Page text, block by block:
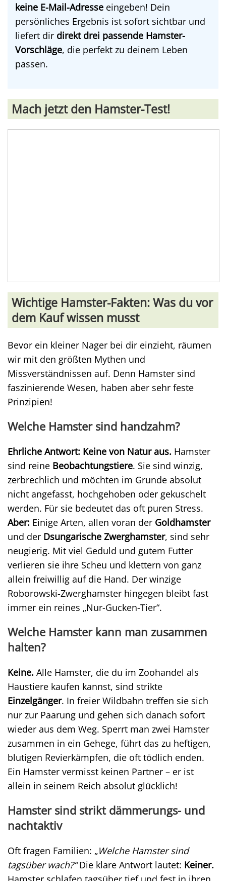
keine E-Mail-Adresse eingeben! Dein
persönliches Ergebnis ist sofort sichtbar und
liefert dir direkt drei passende Hamster-
Vorschläge, die perfekt zu deinem Leben
passen.
Mach jetzt den Hamster-Test!
Wichtige Hamster-Fakten: Was du vor
dem Kauf wissen musst
Bevor ein kleiner Nager bei dir einzieht, räumen
wir mit den größten Mythen und
Missverständnissen auf. Denn Hamster sind
faszinierende Wesen, haben aber sehr feste
Prinzipien!
Welche Hamster sind handzahm?
Ehrliche Antwort: Keine von Natur aus. Hamster
sind reine Beobachtungstiere. Sie sind winzig,
zerbrechlich und möchten im Grunde absolut
nicht angefasst, hochgehoben oder gekuschelt
werden. Für sie bedeutet das oft puren Stress.
Aber: Einige Arten, allen voran der Goldhamster
und der Dsungarische Zwerghamster, sind sehr
neugierig. Mit viel Geduld und gutem Futter
verlieren sie ihre Scheu und klettern von ganz
allein freiwillig auf die Hand. Der winzige
Roborowski-Zwerghamster hingegen bleibt fast
immer ein reines „Nur-Gucken-Tier“.
Welche Hamster kann man zusammen
halten?
Keine. Alle Hamster, die du im Zoohandel als
Haustiere kaufen kannst, sind strikte
Einzelgänger. In freier Wildbahn treffen sie sich
nur zur Paarung und gehen sich danach sofort
wieder aus dem Weg. Sperrt man zwei Hamster
zusammen in ein Gehege, führt das zu heftigen,
blutigen Revierkämpfen, die oft tödlich enden.
Ein Hamster vermisst keinen Partner – er ist
allein in seinem Reich absolut glücklich!
Hamster sind strikt dämmerungs- und
nachtaktiv
Oft fragen Familien: „Welche Hamster sind
tagsüber wach?“Die klare Antwort lautet: Keiner.